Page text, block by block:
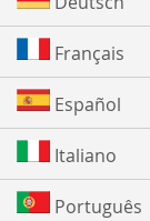
Français
Español
Italiano
Português